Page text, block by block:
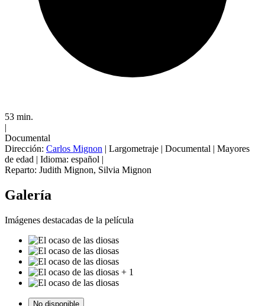
53 min.
|
Documental
Dirección: Carlos Mignon | Largometraje | Documental | Mayores
de edad | Idioma: español |
Reparto: Judith Mignon, Silvia Mignon
Galería
Imágenes destacadas de la película
+ 1
No disponible